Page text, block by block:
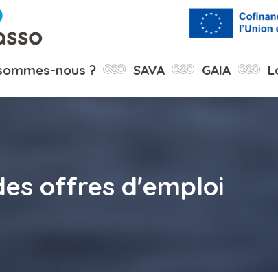
nous ? SAVA GAIA
offres d'emploi